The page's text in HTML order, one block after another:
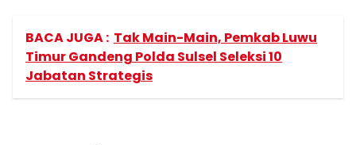
BACA JUGA : Tak Main-Main, Pemkab Luwu
Timur Gandeng Polda Sulsel Seleksi 10
Jabatan Strategis